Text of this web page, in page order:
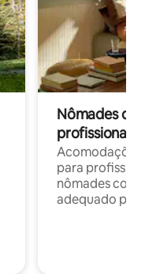
Nômades
profissionais
para
nômades com
adequado